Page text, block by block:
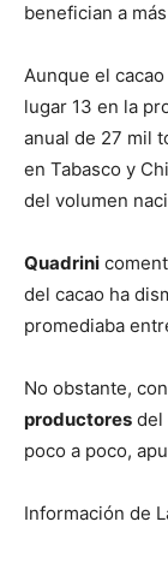
benefician a
Aunque el
lugar 13 en la
anual de 27 mil
en Tabasco y
del volumen
Quadrini
del cacao ha
promediaba
No obstante,
productores del
poco a poco,
Información de